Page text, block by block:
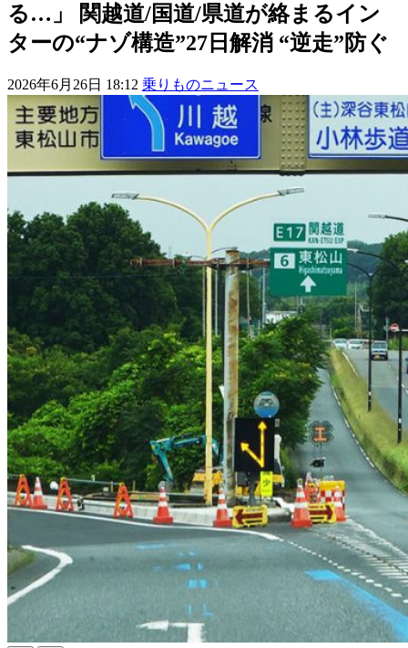
る…」 関越道/国道/県道が絡まるイン
ターの“ナゾ構造”27日解消 “逆走”防ぐ
2026年6月26日 18:12 乗りものニュース